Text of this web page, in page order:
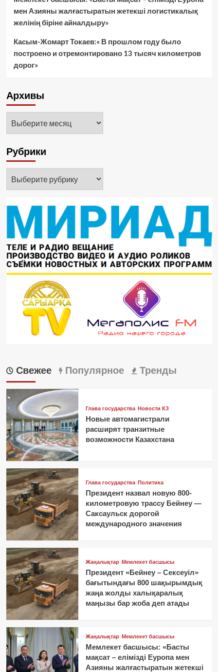
мен Азияны жалғастыратын жетекші логистикалық
желінің біріне айналдыру»
Касым-Жомарт Токаев:« В прошлом году было
построено и отремонтировано 13 тысяч километров
дорог»
Архивы
Рубрики
Свежее Популярное Тренды
Глава государства Новости КЗ
Новые автомагистрали
расширят транзитные
возможности Казахстана
Глава государства Политика
Президент назвал новую 800-
километровую трассу Бейнеу —
Саксаульск дорогой
международного значения
Жаңалықтар Мемлекет басшысы
Президент «Бейнеу – Сексеуіл»
бағытындағы 800 шақырымдық
жаңа жолды халықаралық
маңызы бар жоба деп атады
Жаңалықтар Мемлекет басшысы
Мемлекет басшысы: «Басты
мақсат – елімізді Еуропа мен
Азияны жалғастыратын жетекші